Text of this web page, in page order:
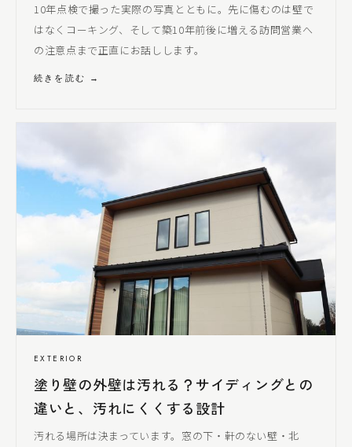
10年点検で撮った実際の写真とともに。先に傷むのは壁で
はなくコーキング、そして築10年前後に増える訪問営業へ
の注意点まで正直にお話しします。
続きを読む →
EXTERIOR
塗り壁の外壁は汚れる？サイディングとの
違いと、汚れにくく する設計
汚れる場所は決まっています。窓の下・軒のない壁・北